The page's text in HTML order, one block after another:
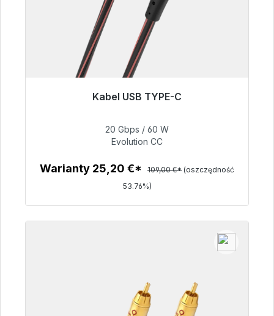
Kabel USB TYPE-C
dostawy 48h*
Szczegóły
20 Gbps / 60 W
Evolution CC
Warianty 25,20 €* 109,00 €* (oszczędność
53.76%)